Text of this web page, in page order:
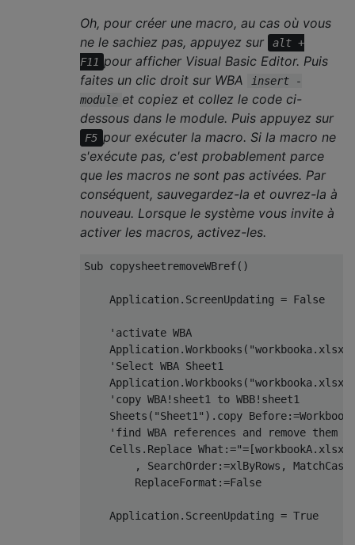
Oh, pour créer une macro, au cas où vous
ne le sachiez pas, appuyez sur
alt +
F11 pour afficher Visual Basic Editor. Puis
faites un clic droit sur WBA
insert -
module et copiez et collez le code ci-
dessous dans le module. Puis appuyez sur
F5 pour exécuter la macro. Si la macro ne
s'exécute pas, c'est probablement parce
que les macros ne sont pas activées. Par
conséquent, sauvegardez-la et ouvrez-la à
nouveau. Lorsque le système vous invite à
activer les macros, activez-les.
Sub copysheetremoveWBref()
    Application
. ScreenUpdating = False
'activate WBA
    Application
.Workbooks ( "workbooka.xlsx"
'Select WBA Sheet1
    Application
.Workbooks ( "workbooka.xlsx"
'copy WBA!sheet1 to WBB!sheet1
    Sheets
( "Sheet1" ). copy Before:=
'find WBA references and remove them
    Cells
. Replace What :=
,
SearchOrder:=xlByRows , MatchCase
        ReplaceFormat
:=False
    Application
. ScreenUpdating = True